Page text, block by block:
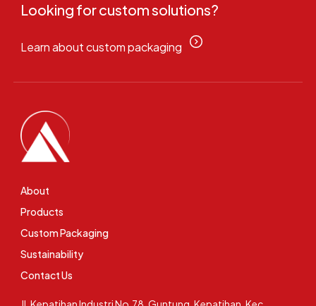
Looking for custom solutions?
Learn about custom packaging
About
Products
Custom Packaging
Sustainability
Contact Us